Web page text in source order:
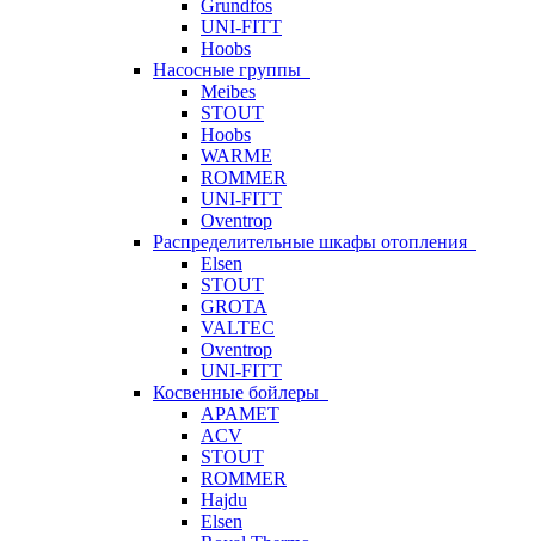
Grundfos
UNI-FITT
Hoobs
Насосные группы
Meibes
STOUT
Hoobs
WARME
ROMMER
UNI-FITT
Oventrop
Распределительные шкафы отопления
Elsen
STOUT
GROTA
VALTEC
Oventrop
UNI-FITT
Косвенные бойлеры
APAMET
ACV
STOUT
ROMMER
Hajdu
Elsen